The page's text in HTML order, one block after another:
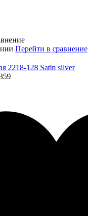
Перейти в сравнение
2218-128 Satin silver